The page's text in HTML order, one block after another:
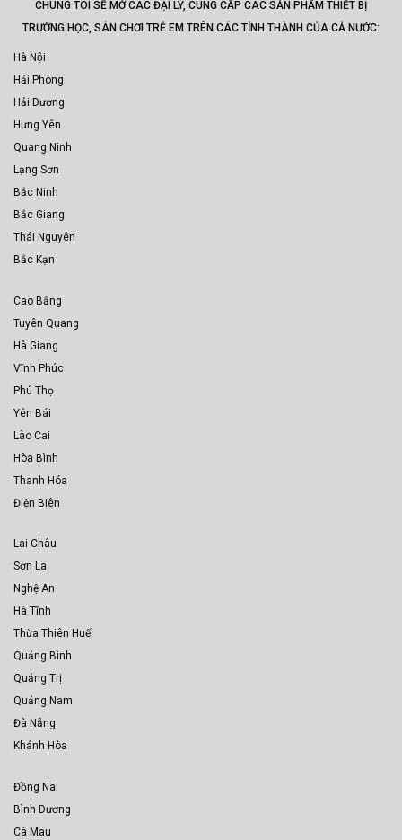
CHÚNG TÔI SẼ MỞ CÁC ĐẠI LÝ, CUNG CẤP CÁC SẢN PHẨM THIẾT BỊ
TRƯỜNG HỌC, SÂN CHƠI TRẺ EM TRÊN CÁC TỈNH THÀNH CỦA CẢ NƯỚC:
Hà Nội
Hải Phòng
Hải Dương
Hưng Yên
Quang Ninh
Lạng Sơn
Bắc Ninh
Bắc Giang
Thái Nguyên
Bắc Kạn
Cao Bằng
Tuyên Quang
Hà Giang
Vĩnh Phúc
Phú Thọ
Yên Bái
Lào Cai
Hòa Bình
Thanh Hóa
Điện Biên
Lai Châu
Sơn La
Nghệ An
Hà Tĩnh
Thừa Thiên Huế
Quảng Bình
Quảng Trị
Quảng Nam
Đà Nẵng
Khánh Hòa
Đồng Nai
Bình Dương
Cà Mau